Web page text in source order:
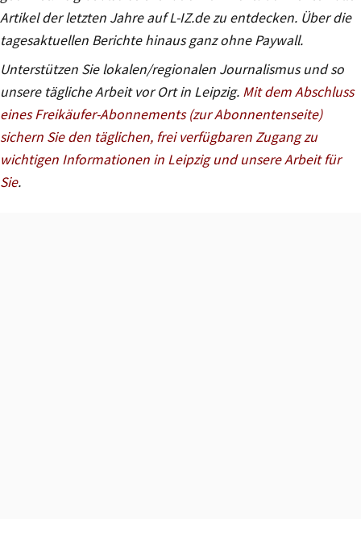
Artikel der letzten Jahre auf L-IZ.de zu entdecken. Über die
tagesaktuellen Berichte hinaus ganz ohne Paywall.
Unterstützen Sie lokalen/regionalen Journalismus und so
unsere tägliche Arbeit vor Ort in Leipzig. Mit dem Abschluss
eines Freikäufer-Abonnements (zur Abonnentenseite)
sichern Sie den täglichen, frei verfügbaren Zugang zu
wichtigen Informationen in Leipzig und unsere Arbeit für
Sie.